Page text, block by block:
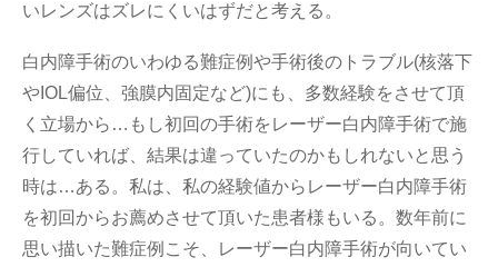
いレンズはズレにくいはずだと考える。
白内障手術のいわゆる難症例や手術後のトラブル(核落下
やIOL偏位、強膜内固定など)にも、多数経験をさせて頂
く立場から…もし初回の手術をレーザー白内障手術で施
行していれば、結果は違っていたのかもしれないと思う
時は…ある。私は、私の経験値からレーザー白内障手術
を初回からお薦めさせて頂いた患者様もいる。数年前に
思い描いた難症例こそ、レーザー白内障手術が向いてい